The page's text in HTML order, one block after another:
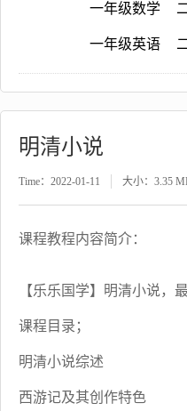
一年级数学
一年级英语
明清小说
Time：2022-01-11 大小：3.35
课程教程内容简介：
【乐乐国学】明清小说，
课程目录；
明清小说综述
西游记及其创作特色